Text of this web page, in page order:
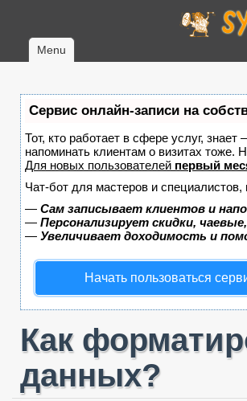
Menu
Сервис онлайн-записи на
Тот, кто работает в сфере услуг,
напоминать клиентам о визитах
Для новых пользователей первый
Чат-бот для мастеров и
— Сам записывает клиентов и
— Персонализирует скидки,
— Увеличивает доходимость и
Начать пользоваться
Как
данных?